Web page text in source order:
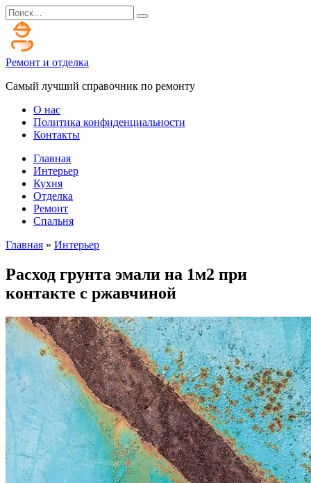
Перейти
к
содержанию
Search
for:
Ремонт и отделка
Самый лучший справочник по ремонту
О нас
Политика конфиденциальности
Контакты
Главная
Интерьер
Кухня
Отделка
Ремонт
Спальня
Главная » Интерьер
Расход грунта эмали на 1м2 при
контакте с ржавчиной